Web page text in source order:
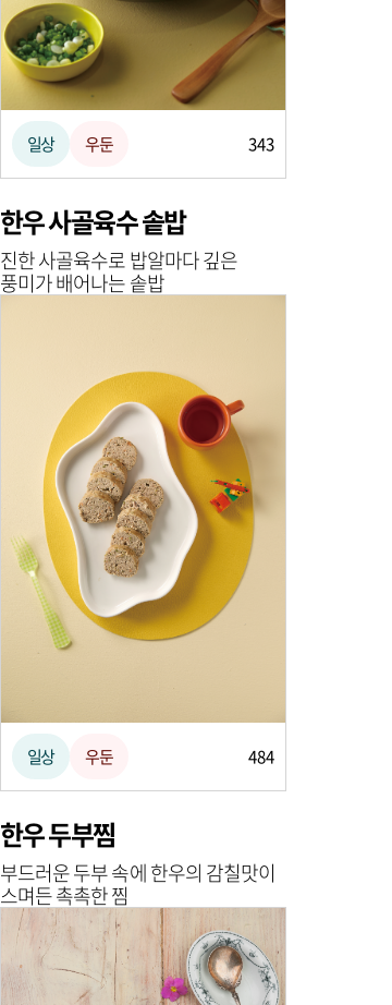
일상 우둔 343
한우 사골육수 솥밥
진한 사골육수로 밥알마다 깊은
풍미가 배어나는 솥밥
일상 우둔 484
한우 두부찜
부드러운 두부 속에 한우의 감칠맛이
스며든 촉촉한 찜